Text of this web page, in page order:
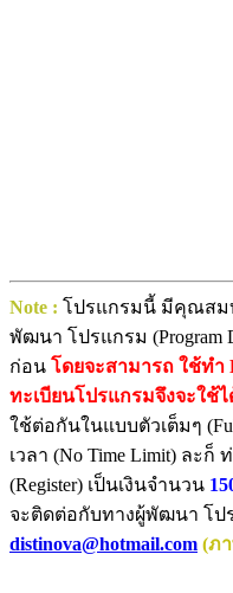
Note : โปรแกรมนี้ มีคุณสม
พัฒนา โปรแกรม (Program
ก่อน โดยจะสามารถ ใช้ทำ
ทะเบียนโปรแกรมจึงจะใช้
ใช้ต่อกันในแบบตัวเต็มๆ
เวลา (No Time Limit) ละก็
(Register) เป็นเงินจำนวน
จะติดต่อกับทางผู้พัฒนา โป
distinova@hotmail.com (ภ